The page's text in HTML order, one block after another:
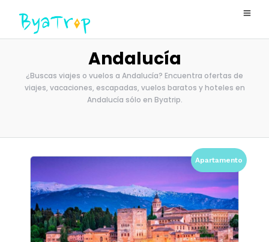
Andalucía
¿Buscas viajes o vuelos a Andalucía? Encuentra ofertas de
viajes, vacaciones, escapadas, vuelos baratos y hoteles en
Andalucía sólo en Byatrip.
Apartamento